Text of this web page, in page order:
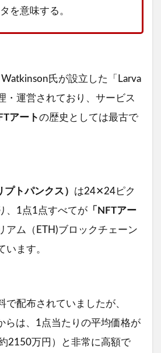
を意味する。
氏が設立した「Larva
・運営されており、サービス
アートの歴史としては最古で
トパンクス） は24✕24ピク
、1点1点すべてが 「NFTアー
アム（ETH)ブロックチェーン
います。
で配布されていましたが、
らは、1点当たりの平均価格が
2150万円）と非常に高額で